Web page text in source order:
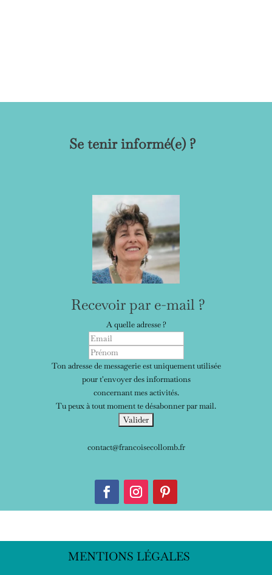
Se tenir informé(e) ?
Recevoir par e-mail ?
A quelle adresse ?
Ton adresse de messagerie est uniquement utilisée
pour t'envoyer des informations
concernant mes activités.
Tu peux à tout moment te désabonner par mail.
contact@francoisecollomb.fr
MENTIONS LÉGALES